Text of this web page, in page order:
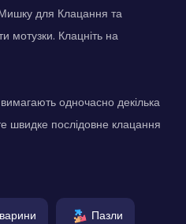
для Клацання та
мотузки. Клацніть на
одночасно декілька
швидке послідовне клацання
Пазли